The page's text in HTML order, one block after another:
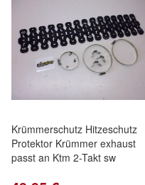
Krümmerschutz Hitzeschutz
Protektor Krümmer exhaust
passt an Ktm 2-Takt sw